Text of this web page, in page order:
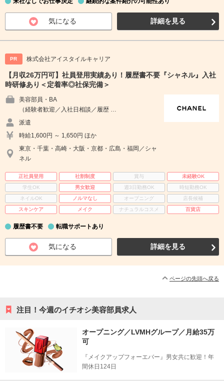
気になる 詳細を見る
PR 株式会社アイスタイルキャリア
【月収26万円可】社員登用実績あり！履歴書不要『シャネル』入社
時研修あり＜定着率◎社保完備＞
美容部員・BA
（経験者歓迎／入社日相談／履歴 …
派遣
時給1,600円 ～ 1,650円 ほか
東京・千葉・高崎・大阪・京都・広島・福岡／シャ
ネル
正社員登用 社割制度 賞与
未経験OK
学生OK
男女歓迎 週3日勤務OK
時短勤務OK
ネイルOK
ノルマなし オープニング
店長候補
スキンケア
メイク ナチュラルコスメ 百貨店
履歴書不要 転職サポートあり
気になる 詳細を見る
ページの先頭へ戻る
注目！今週のイチオシ美容部員求人
オープニング／LVMHグループ／月給35万
可
『メイクアップフォーエバー』男女共に歓迎！年
間休日124日